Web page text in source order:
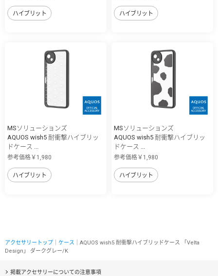
ハイブリット ハイブリット
MSソリューションズ
AQUOS wish5 耐衝撃ハイブリッ
ドケース ...
参考価格￥1,980
ハイブリット
MSソリューションズ
AQUOS wish5 耐衝撃ハイブリッ
ドケース ...
参考価格￥1,980
ハイブリット
アクセサリートップ ケース ｜AQUOS wish5 耐衝撃ハイブリッドケース 「Velta
Design」 ダークグレー/K
掲載アクセサリーについての注意事項